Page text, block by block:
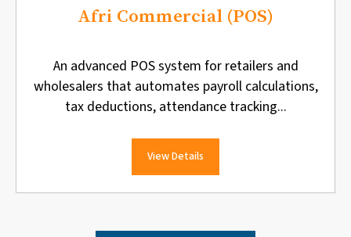
Afri Commercial (POS)
An advanced POS system for retailers and
wholesalers that automates payroll calculations,
tax deductions, attendance tracking...
View Details